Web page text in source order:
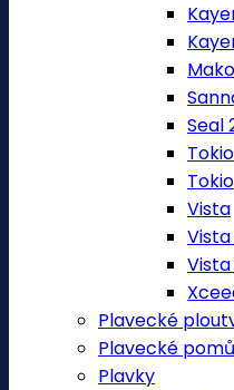
Mako
Seal
Tokio
Vista
Vista
Plavecké
Plavecké
Plavky